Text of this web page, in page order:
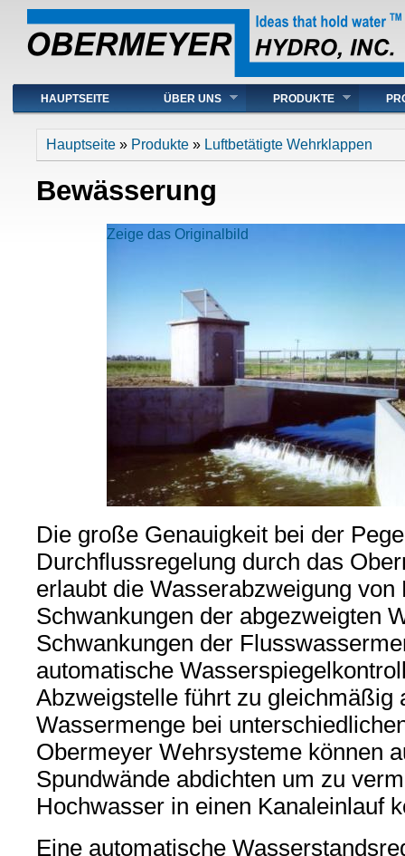
Hauptmenü
HAUPTSEITE ÜBER UNS PRODUKTE
Sie sind hier
Hauptseite » Produkte » Luftbetätigte Wehrklappen
Bewässerung
Zeige das Originalbild
Die große Genauigkeit bei der
Durchflussregelung durch das
erlaubt die Wasserabzweigung von
Schwankungen der abgezweigten
Schwankungen der
automatische
Abzweigstelle führt zu gleichmäßig
Wassermenge bei
Obermeyer Wehrsysteme können
Spundwände abdichten um zu
Hochwasser in einen Kanaleinlauf
Eine automatische